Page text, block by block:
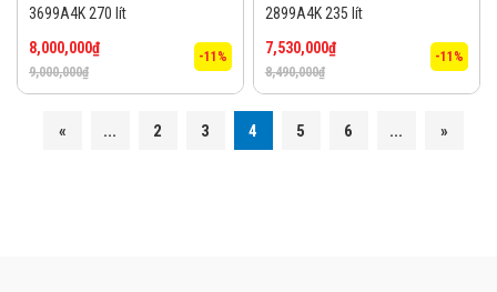
3699A4K 270 lít
9,000,000₫
8,000,000₫
-11%
2899A4K 235 lít
8,490,000₫
7,530,000₫
-11%
« ... 2 3 4 5 6 ... »